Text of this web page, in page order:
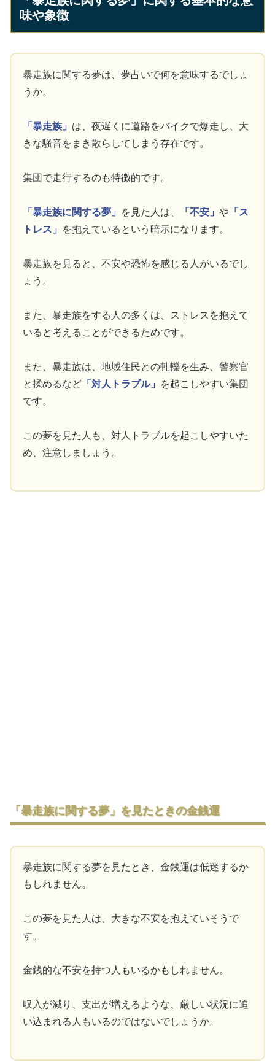
味や象徴
暴走族に関する夢は、夢占いで何を意味するでしょ
うか。
「暴走族」 は、夜遅くに道路をバイクで爆走し、大
きな騒音をまき散らしてしまう存在です。
集団で走行するのも特徴的です。
「暴走族に関する夢」 を見た人は、 「不安」や 「ス
トレス」
を抱えているという暗示になります。
暴走族を見ると、不安や恐怖を感じる人がいるでし
ょう。
また、暴走族をする人の多くは、ストレスを抱えて
いると考えることができるためです。
また、暴走族は、地域住民との軋轢を生み、警察官
と揉めるなど 「対人トラブル」
を起こしやすい集団
です。
この夢を見た人も、対人トラブルを起こしやすいた
め、注意しましょう。
「暴走族に関する夢」を見たときの金銭運
暴走族に関する夢を見たとき、金銭運は低迷するか
もしれません。
この夢を見た人は、大きな不安を抱えていそうで
す。
金銭的な不安を持つ人もいるかもしれません。
収入が減り、支出が増えるような、厳しい状況に追
い込まれる人もいるのではないでしょうか。